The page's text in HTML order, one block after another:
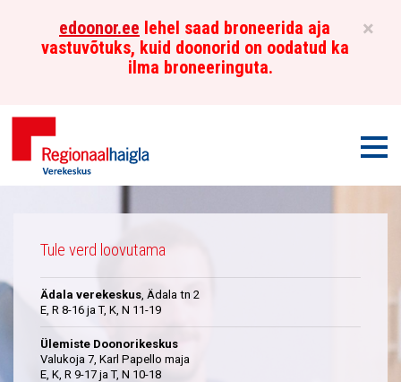
×
edoonor.ee lehel saad broneerida aja
vastuvõtuks, kuid doonorid on oodatud ka
ilma broneeringuta.
Eesti
Regionaalhaigla
Verekeskus
Tule verd loovutama
Ädala verekeskus , Ädala tn 2
E, R 8-16 ja T, K, N 11-19
Ülemiste Doonorikeskus
Valukoja 7, Karl Papello maja
E, K, R 9-17 ja T, N 10-18